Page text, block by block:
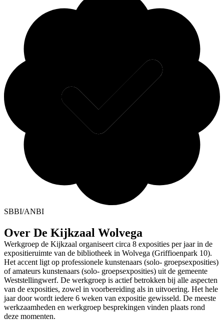
SBBI/ANBI
Over De Kijkzaal Wolvega
Werkgroep de Kijkzaal organiseert circa 8 exposities per jaar in de
expositieruimte van de bibliotheek in Wolvega (Griffioenpark 10).
Het accent ligt op professionele kunstenaars (solo- groepsexposities)
of amateurs kunstenaars (solo- groepsexposities) uit de gemeente
Weststellingwerf. De werkgroep is actief betrokken bij alle aspecten
van de exposities, zowel in voorbereiding als in uitvoering. Het hele
jaar door wordt iedere 6 weken van expositie gewisseld. De meeste
werkzaamheden en werkgroep besprekingen vinden plaats rond
deze momenten.